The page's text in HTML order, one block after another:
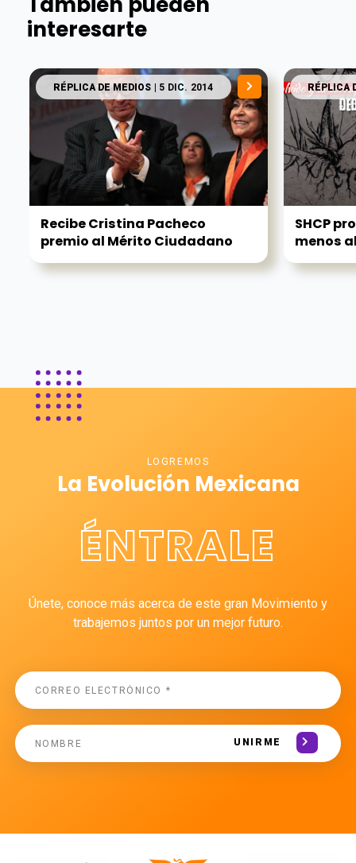
interesarte
RÉPLICA DE MEDIOS | 5 DIC. 2014
Recibe Cristina Pacheco
premio al Mérito Ciudadano
RÉPLICA
SHCP
menos
LOGREMOS
La Evolución Mexicana
ÉNTRALE
Únete, conoce más acerca de este gran Movimiento y
trabajemos juntos por un mejor futuro.
UNIRME